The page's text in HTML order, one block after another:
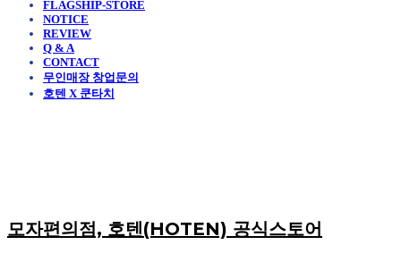
FLAGSHIP-STORE
NOTICE
REVIEW
Q & A
CONTACT
무인매장 창업문의
호텐 X 쿤타치
모자편의점, 호텐(HOTEN) 공식스토어